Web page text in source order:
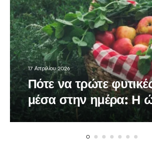
17 Απριλίου 2026
Πότε να τρώτε
μέσα στην ημέρα: Η
κάνει τη διαφορά στον
οργανισμό